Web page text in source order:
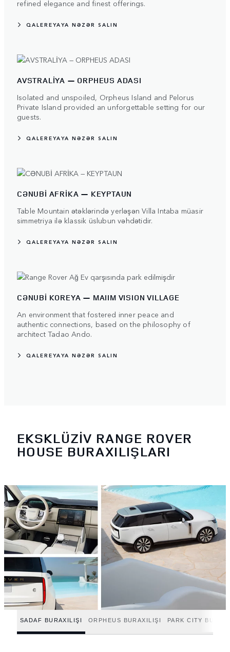
refined elegance and finest offerings.
QALEREYAYA NƏZƏR SALIN
AVSTRALİYA — ORPHEUS ADASI
Isolated and unspoiled, Orpheus Island and Pelorus
Private Island provided an unforgettable setting for our
guests.
QALEREYAYA NƏZƏR SALIN
CƏNUBİ AFRİKA — KEYPTAUN
Table Mountain ətəklərində yerləşən Villa Intaba müasir
simmetriya ilə klassik üslubun vəhdətidir.
QALEREYAYA NƏZƏR SALIN
CƏNUBİ KOREYA — MAIIM VISION VILLAGE
An environment that fostered inner peace and
authentic connections, based on the philosophy of
architect Tadao Ando.
QALEREYAYA NƏZƏR SALIN
EKSKLÜZİV RANGE ROVER
HOUSE BURAXILIŞLARI
SADAF BURAXILIŞI ORPHEUS BURAXILIŞI PARK CITY